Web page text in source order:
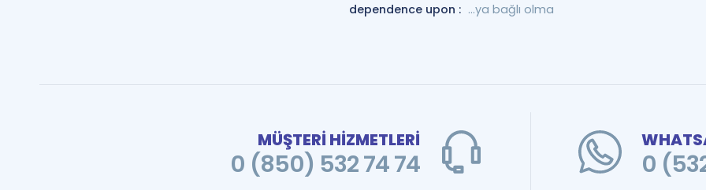
dependence upon : …ya bağlı olma
MÜŞTERİ HİZMETLERİ
0 (850) 532 74 74 0